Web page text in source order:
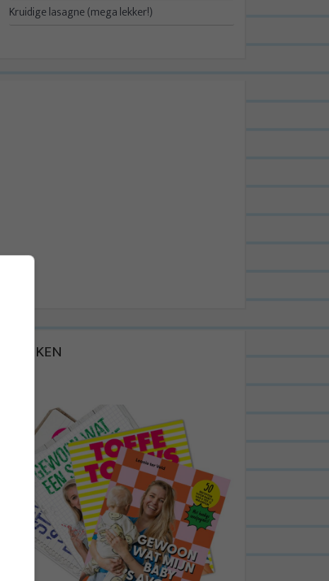
Kruidige lasagne (mega lekker!)
BOEKEN